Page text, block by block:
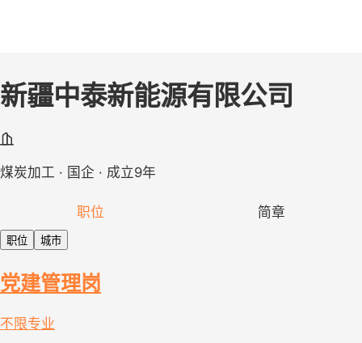
新疆中泰新能源有限公司
煤炭加工 · 国企 · 成立9年
职位 简章
职位 城市
党建管理岗
不限专业